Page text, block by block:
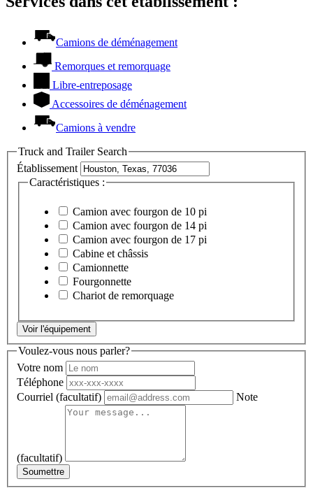
Camions de déménagement
Remorques et remorquage
Libre-entreposage
Accessoires de déménagement
Camions à vendre
Truck and Trailer Search
Établissement
Caractéristiques :
Camion avec fourgon de 10 pi
Camion avec fourgon de 14 pi
Camion avec fourgon de 17 pi
Cabine et châssis
Camionnette
Fourgonnette
Chariot de remorquage
Voir l'équipement
Voulez-vous nous parler?
Votre nom
Téléphone
Courriel (facultatif) Note
(facultatif)
Soumettre